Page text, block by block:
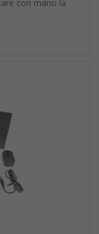
con mano la